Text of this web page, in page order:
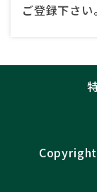
ご登録下さい。